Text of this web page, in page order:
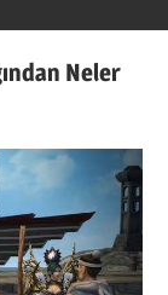
Neler